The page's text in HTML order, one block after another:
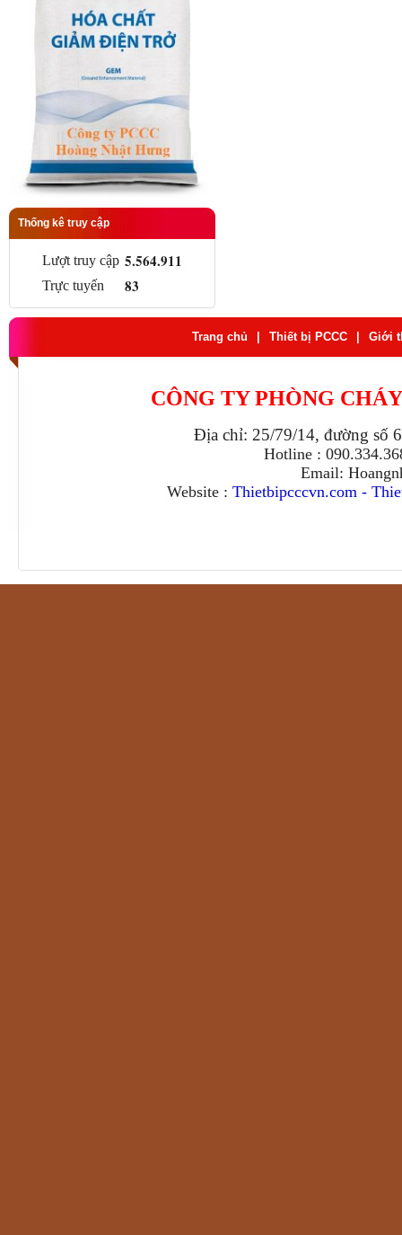
Thống kê truy cập
Lượt truy cập 5.564.911
Trực tuyến 83
Trang chủ Thiết bị PCCC Giới
CÔNG TY PHÒNG
Địa chỉ: 25/79/14, đường số
Hotline :
Email:
Website : Thietbipcccvn.com -